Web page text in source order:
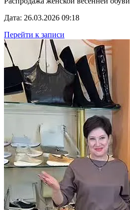
Дата: 26.03.2026 09:18
Перейти к записи